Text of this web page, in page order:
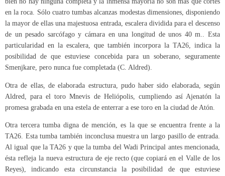
en la roca. Sólo cuatro tumbas alcanzas modestas dimensiones, disponiendo
la mayor de ellas una majestuosa entrada, escalera dividida para el descenso
de un pesado sarcófago y cámara en una longitud de unos 40 m.. Esta
particularidad en la escalera, que también incorpora la TA26, indica la
posibilidad de que estuviese concebida para un soberano, seguramente
Smenjkare, pero nunca fue completada (C. Aldred).
Otra de ellas, de elaborada estructura, pudo haber sido elaborada, según
Aldred, para el toro Mnevis de Heliópolis, cumpliendo así Ajenatón la
promesa grabada en una estela de enterrar a ese toro en la ciudad de Atón.
Otra tercera tumba digna de mención, es la que se encuentra frente a la
TA26. Esta tumba también inconclusa muestra un largo pasillo de entrada.
Al igual que la TA26 y que la tumba del Wadi Principal antes mencionada,
ésta refleja la nueva estructura de eje recto (que copiará en el Valle de los
Reyes), indicando esta circunstancia la posibilidad de que estuviese